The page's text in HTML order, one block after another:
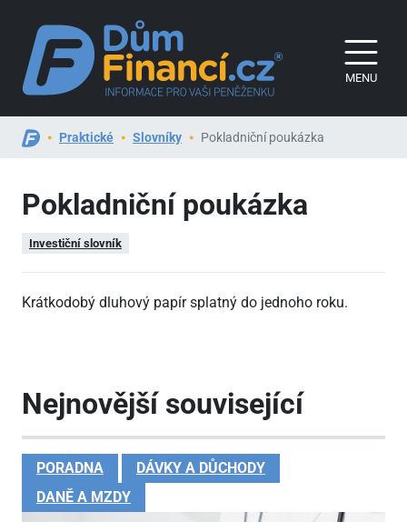
MENU
Praktické Slovníky Pokladniční poukázka
Pokladniční poukázka
Investiční slovník
Krátkodobý dluhový papír splatný do jednoho roku.
Nejnovější související
PORADNA
DÁVKY A DŮCHODY
DANĚ A MZDY